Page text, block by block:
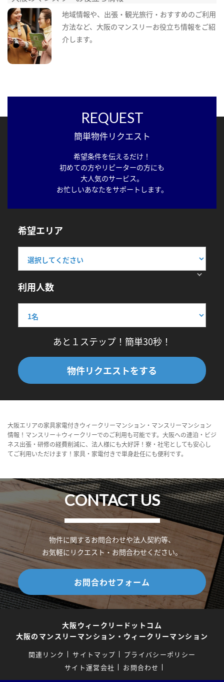
地域情報や、出張・観光旅行・おすすめのご利用
方法など、大阪のマンスリーお役立ち情報をご紹
介します。
REQUEST
簡単物件リクエスト
希望条件を伝えるだけ！
初めての方やリピーターの方にも
大人気のサービス。
お忙しいあなたをサポートします。
希望エリア
利用人数
あと１ステップ！簡単30秒！
物件リクエストをする
大阪エリアの家具家電付きウィークリーマンション・マンスリーマンション
情報！マンスリー＋ウィークリーでのご利用も可能です。大阪への連泊・ビジ
ネス出張・研修の経費削減に、法人様にも大好評！寮・社宅としても安心し
てご利用いただけます！家具・家電付きで単身赴任にも便利です。
CONTACT US
物件に関するお問合わせや法人契約等、
お気軽にリクエスト・お問合わせください。
お問合わせフォーム
大阪ウィークリードットコム
大阪のマンスリーマンション・ウィークリーマンション
関連リンク サイトマップ
プライバシーポリシー
サイト運営会社
お問合わせ